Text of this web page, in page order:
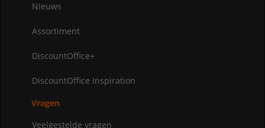
Nieuws
Assortiment
DiscountOffice+
DiscountOffice Inspiration
Vragen
Veelgestelde vragen